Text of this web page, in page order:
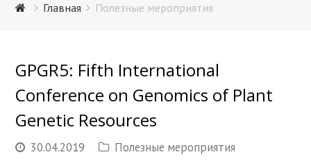
Главная Полезные мероприятия
GPGR5: Fifth International
Conference on Genomics of Plant
Genetic Resources
30.04.2019 Полезные мероприятия